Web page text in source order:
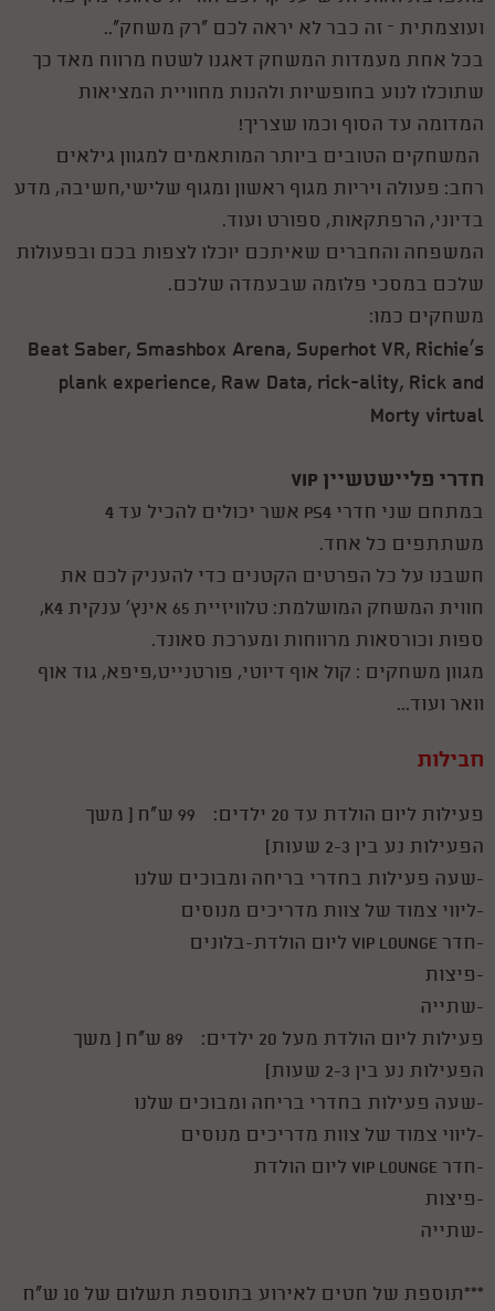
ועוצמתית – זה כבר לא יראה לכם "רק משחק"..
בכל אחת מעמדות המשחק דאגנו לשטח מרווח מאד כך
שתוכלו לנוע בחופשיות ולהנות מחוויית המציאות
המדומה עד הסוף וכמו שצריך!
המשחקים הטובים ביותר המותאמים למגוון גילאים
רחב: פעולה ויריות מגוף ראשון ומגוף שלישי,חשיבה, מדע
בדיוני, הרפתקאות, ספורט ועוד.
המשפחה והחברים שאיתכם יוכלו לצפות בכם ובפעולות
שלכם במסכי פלזמה שבעמדה שלכם.
משחקים כמו:
Beat Saber, Smashbox Arena, Superhot VR, Richie's
plank experience, Raw Data, rick-ality, Rick and
Morty virtual
חדרי פליישטשיין VIP
במתחם שני חדרי PS4 אשר יכולים להכיל עד 4
משתתפים כל אחד.
חשבנו על כל הפרטים הקטנים כדי להעניק לכם את
חווית המשחק המושלמת: טלוויזיית 65 אינץ׳ ענקית K4,
ספות וכורסאות מרווחות ומערכת סאונד.
מגוון משחקים : קול אוף דיוטי, פורטנייט,פיפא, גוד אוף
וואר ועוד...
חבילות
פעילות ליום הולדת עד 20 ילדים: 99 ש"ח ( משך
הפעילות נע בין 2-3 שעות)
-שעה פעילות בחדרי בריחה ומבוכים שלנו
-ליווי צמוד של צוות מדריכים מנוסים
-חדר VIP LOUNGE ליום הולדת-בלונים
-פיצות
-שתייה
פעילות ליום הולדת מעל 20 ילדים: 89 ש"ח ( משך
הפעילות נע בין 2-3 שעות)
-שעה פעילות בחדרי בריחה ומבוכים שלנו
-ליווי צמוד של צוות מדריכים מנוסים
-חדר VIP LOUNGE ליום הולדת
-פיצות
-שתייה
***תוספת של חטים לאירוע בתוספת תשלום של 10 ש"ח